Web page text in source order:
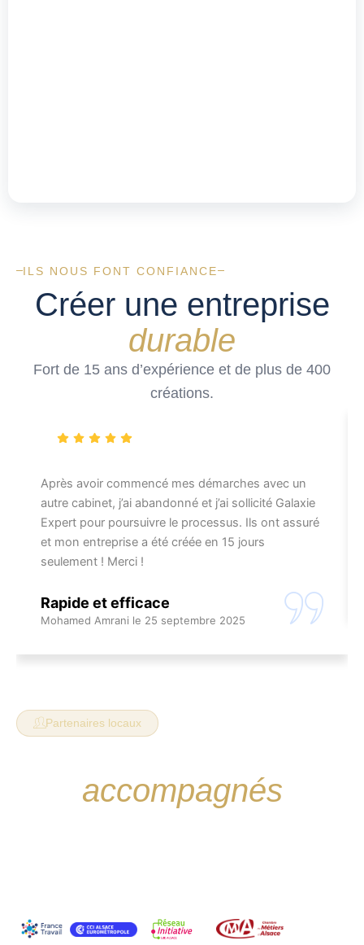
ILS NOUS FONT CONFIANCE
Créer une entreprise
durable
Fort de 15 ans d’expérience et de plus de 400
créations.
Après avoir commencé mes démarches avec un
autre cabinet, j’ai abandonné et j’ai sollicité Galaxie
Expert pour poursuivre le processus. Ils ont assuré
et mon entreprise a été créée en 15 jours
seulement ! Merci !
Rapide et efficace
Mohamed Amrani le 25 septembre 2025
Partenaires locaux
accompagnés